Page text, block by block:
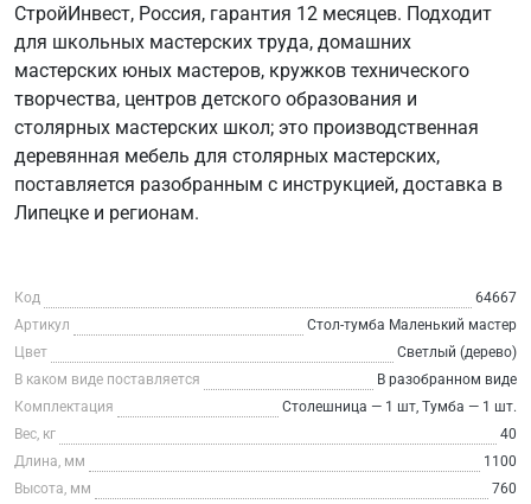
СтройИнвест, Россия, гарантия 12 месяцев. Подходит
для школьных мастерских труда, домашних
мастерских юных мастеров, кружков технического
творчества, центров детского образования и
столярных мастерских школ; это производственная
деревянная мебель для столярных мастерских,
поставляется разобранным с инструкцией, доставка в
Липецке и регионам.
Код
64667
Артикул
Стол-тумба Маленький мастер
Цвет
Светлый (дерево)
В каком виде поставляется
В разобранном виде
Комплектация
Столешница — 1 шт, Тумба — 1 шт.
Вес, кг
40
Длина, мм
1100
Высота, мм
760